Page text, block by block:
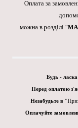
Оплата за
можна в розділі "
Будь - ласка
Перед оплатою
Незабудьте в "
Оплачуйте